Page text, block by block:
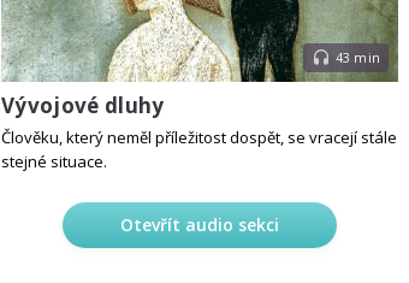
43 min
Vývojové dluhy
Člověku, který neměl příležitost dospět, se vracejí stále
stejné situace.
Otevřít audio sekci